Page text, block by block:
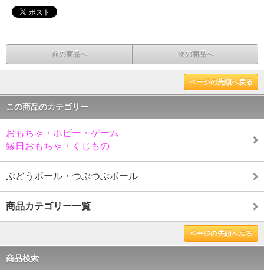
前の商品へ 次の商品へ
ページの先頭へ戻る
この商品のカテゴリー
おもちゃ・ホビー・ゲーム
縁日おもちゃ・くじもの
ぶどうボール・つぶつぶボール
商品カテゴリー一覧
ページの先頭へ戻る
商品検索